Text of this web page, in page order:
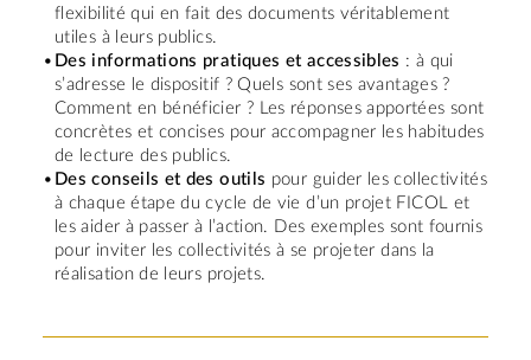
flexibilité qui en fait des documents véritablement
utiles à leurs publics.
Des informations pratiques et accessibles : à qui
s’adresse le dispositif ? Quels sont ses avantages ?
Comment en bénéficier ? Les réponses apportées sont
concrètes et concises pour accompagner les habitudes
de lecture des publics.
Des conseils et des outils pour guider les collectivités
à chaque étape du cycle de vie d’un projet FICOL et
les aider à passer à l’action. Des exemples sont fournis
pour inviter les collectivités à se projeter dans la
réalisation de leurs projets.